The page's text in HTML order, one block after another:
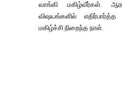
வாங்கி மகிழ்வீர்கள்.
விஷயங்களில் எதிர்பார்த்த
மகிழ்ச்சி நிறைந்த நாள்.